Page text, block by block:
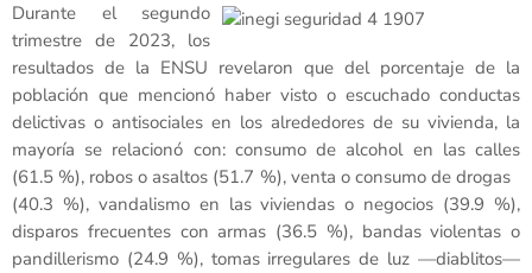
Durante el segundo
trimestre de 2023, los
resultados de la ENSU revelaron que del porcentaje de la
población que mencionó haber visto o escuchado conductas
delictivas o antisociales en los alrededores de su vivienda, la
mayoría se relacionó con: consumo de alcohol en las calles
(61.5 %), robos o asaltos (51.7 %), venta o consumo de drogas
(40.3 %), vandalismo en las viviendas o negocios (39.9 %),
disparos frecuentes con armas (36.5 %), bandas violentas o
pandillerismo (24.9 %), tomas irregulares de luz —diablitos—